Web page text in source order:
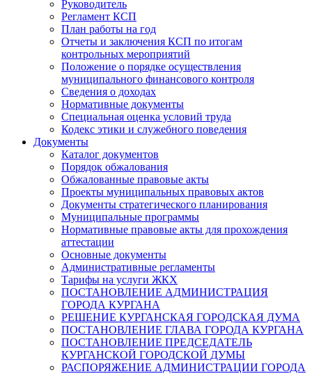
Руководитель
Регламент КСП
План работы на год
Отчеты и заключения КСП по итогам
контрольных мероприятий
Положение о порядке осуществления
муниципального финансового контроля
Сведения о доходах
Нормативные документы
Специальная оценка условий труда
Кодекс этики и служебного поведения
Документы
Каталог документов
Порядок обжалования
Обжалованные правовые акты
Проекты муниципальных правовых актов
Документы стратегического планирования
Муниципальные программы
Нормативные правовые акты для прохождения
аттестации
Основные документы
Административные регламенты
Тарифы на услуги ЖКХ
ПОСТАНОВЛЕНИЕ АДМИНИСТРАЦИЯ
ГОРОДА КУРГАНА
РЕШЕНИЕ КУРГАНСКАЯ ГОРОДСКАЯ ДУМА
ПОСТАНОВЛЕНИЕ ГЛАВА ГОРОДА КУРГАНА
ПОСТАНОВЛЕНИЕ ПРЕДСЕДАТЕЛЬ
КУРГАНСКОЙ ГОРОДСКОЙ ДУМЫ
РАСПОРЯЖЕНИЕ АДМИНИСТРАЦИИ ГОРОДА